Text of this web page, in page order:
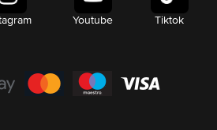
Youtube Tiktok